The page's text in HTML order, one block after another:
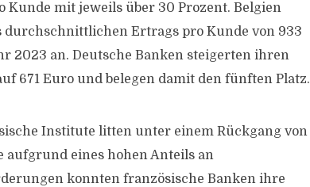
mit jeweils über 30 Prozent. Belgien
Ertrags pro Kunde von 933
2023 an. Deutsche Banken steigerten ihren
671 Euro und belegen damit den fünften Platz.
Institute litten unter einem Rückgang von
aufgrund eines hohen Anteils an
konnten französische Banken ihre